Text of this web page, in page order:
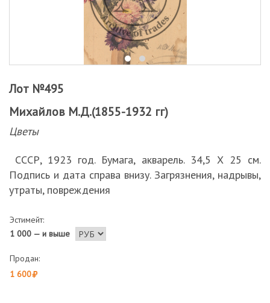
Лот №495
Михайлов М.Д.(1855-1932 гг)
Цветы
СССР, 1923 год. Бумага, акварель. 34,5 Х 25 см.
Подпись и дата справа внизу. Загрязнения, надрывы,
утраты, повреждения
Эстимейт:
1 000 — и выше
Продан:
1 600